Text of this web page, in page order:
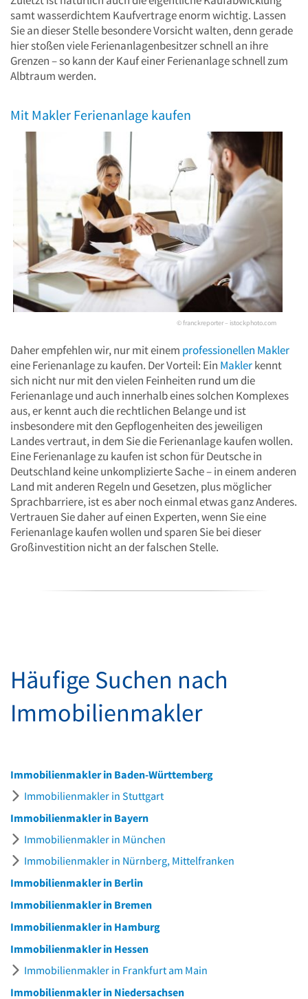
samt wasserdichtem Kaufvertrage enorm wichtig. Lassen
Sie an dieser Stelle besondere Vorsicht walten, denn gerade
hier stoßen viele Ferienanlagenbesitzer schnell an ihre
Grenzen – so kann der Kauf einer Ferienanlage schnell zum
Albtraum werden.
Mit Makler Ferienanlage kaufen
© franckreporter – istockphoto.com
Daher empfehlen wir, nur mit einem professionellen Makler
eine Ferienanlage zu kaufen. Der Vorteil: Ein Maklerkennt
sich nicht nur mit den vielen Feinheiten rund um die
Ferienanlage und auch innerhalb eines solchen Komplexes
aus, er kennt auch die rechtlichen Belange und ist
insbesondere mit den Gepflogenheiten des jeweiligen
Landes vertraut, in dem Sie die Ferienanlage kaufen wollen.
Eine Ferienanlage zu kaufen ist schon für Deutsche in
Deutschland keine unkomplizierte Sache – in einem anderen
Land mit anderen Regeln und Gesetzen, plus möglicher
Sprachbarriere, ist es aber noch einmal etwas ganz Anderes.
Vertrauen Sie daher auf einen Experten, wenn Sie eine
Ferienanlage kaufen wollen und sparen Sie bei dieser
Großinvestition nicht an der falschen Stelle.
Häufige Suchen nach
Immobilienmakler
Immobilienmakler in Baden-Württemberg
Immobilienmakler in Stuttgart
Immobilienmakler in Bayern
Immobilienmakler in München
Immobilienmakler in Nürnberg, Mittelfranken
Immobilienmakler in Berlin
Immobilienmakler in Bremen
Immobilienmakler in Hamburg
Immobilienmakler in Hessen
Immobilienmakler in Frankfurt am Main
Immobilienmakler in Niedersachsen